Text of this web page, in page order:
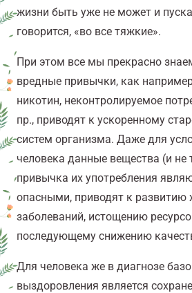
жизни быть уже не может и
говорится, «во все тяжкие».
При этом все мы прекрасно
вредные привычки, как
никотин, неконтролируемое
пр., приводят к ускоренному
систем организма. Даже для
человека данные вещества (и не
привычка их употребления
опасными, приводят к развитию
заболеваний, истощению
последующему снижению
Для человека же в диагнозе
выздоровления является